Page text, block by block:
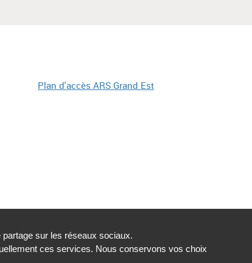
sur les réseaux sociaux.
ces services. Nous conservons vos choix